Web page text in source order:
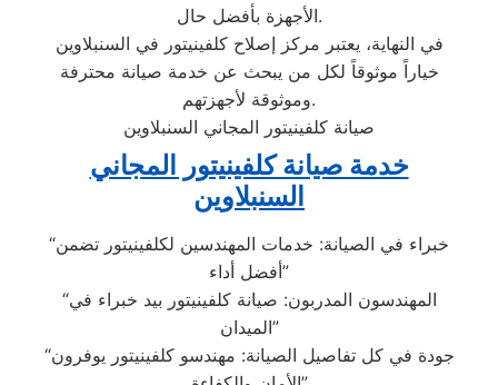
الأجهزة بأفضل حال.
في النهاية، يعتبر مركز إصلاح كلفينيتور في السنبلاوين
خياراً موثوقاً لكل من يبحث عن خدمة صيانة محترفة
وموثوقة لأجهزتهم.
صيانة كلفينيتور المجاني السنبلاوين
خدمة صيانة كلفينيتور المجاني
السنبلاوين
“خبراء في الصيانة: خدمات المهندسين لكلفينيتور تضمن
أفضل أداء”
“المهندسون المدربون: صيانة كلفينيتور بيد خبراء في
الميدان”
“جودة في كل تفاصيل الصيانة: مهندسو كلفينيتور يوفرون